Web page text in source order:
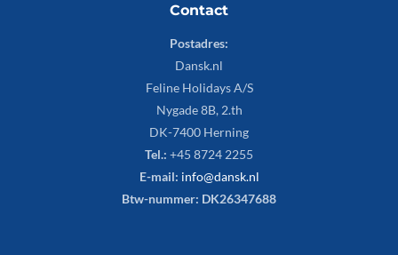
Contact
Postadres:
Dansk.nl
Feline Holidays A/S
Nygade 8B, 2.th
DK-7400 Herning
Tel.: +45 8724 2255
E-mail: info@dansk.nl
Btw-nummer: DK26347688